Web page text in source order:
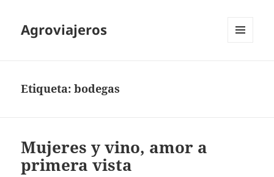
Agroviajeros
Etiqueta:bodegas
Mujeres y vino, amor a
primera vista